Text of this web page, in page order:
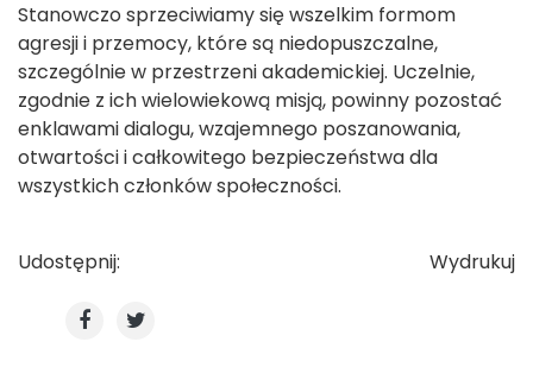
Stanowczo sprzeciwiamy się wszelkim formom
agresji i przemocy, które są niedopuszczalne,
szczególnie w przestrzeni akademickiej. Uczelnie,
zgodnie z ich wielowiekową misją, powinny pozostać
enklawami dialogu, wzajemnego poszanowania,
otwartości i całkowitego bezpieczeństwa dla
wszystkich członków społeczności.
Udostępnij: Wydrukuj